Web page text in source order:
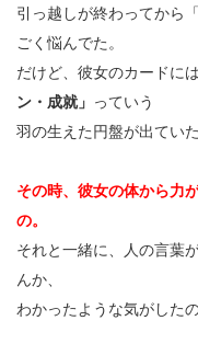
引っ越しが終わってから
ごく悩んでた。
だけど、彼女のカードには
ン・成就」 っていう
羽の生えた円盤が出ていた
その時、彼女の体から力
の。
それと一緒に、人の言葉
んか、
わかったような気がしたの